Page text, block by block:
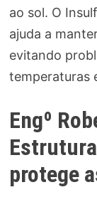
ao sol. O
ajuda a
evitando
temperaturas
Engº
protege